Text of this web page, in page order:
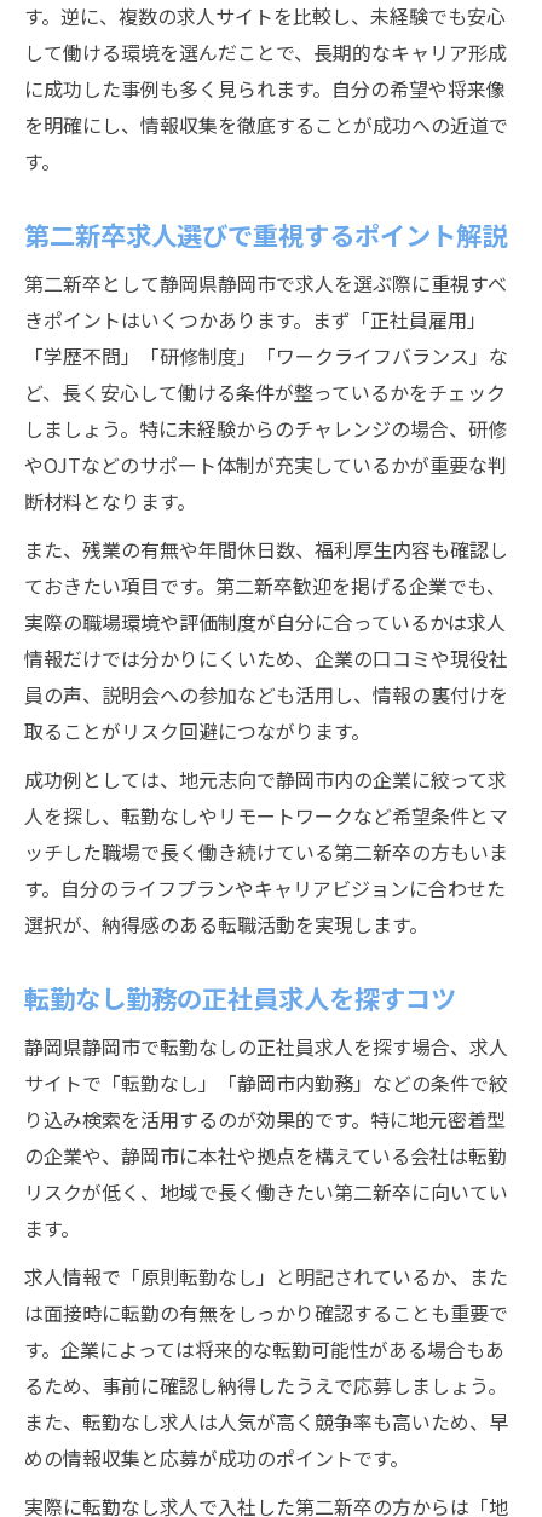
す。逆に、複数の求人サイトを比較し、未経験でも安心
して働ける環境を選んだことで、長期的なキャリア形成
に成功した事例も多く見られます。自分の希望や将来像
を明確にし、情報収集を徹底することが成功への近道で
す。
第二新卒求人選びで重視するポイント解説
第二新卒として静岡県静岡市で求人を選ぶ際に重視すべ
きポイントはいくつかあります。まず「正社員雇用」
「学歴不問」「研修制度」「ワークライフバランス」な
ど、長く安心して働ける条件が整っているかをチェック
しましょう。特に未経験からのチャレンジの場合、研修
やOJTなどのサポート体制が充実しているかが重要な判
断材料となります。
また、残業の有無や年間休日数、福利厚生内容も確認し
ておきたい項目です。第二新卒歓迎を掲げる企業でも、
実際の職場環境や評価制度が自分に合っているかは求人
情報だけでは分かりにくいため、企業の口コミや現役社
員の声、説明会への参加なども活用し、情報の裏付けを
取ることがリスク回避につながります。
成功例としては、地元志向で静岡市内の企業に絞って求
人を探し、転勤なしやリモートワークなど希望条件とマ
ッチした職場で長く働き続けている第二新卒の方もいま
す。自分のライフプランやキャリアビジョンに合わせた
選択が、納得感のある転職活動を実現します。
転勤なし勤務の正社員求人を探すコツ
静岡県静岡市で転勤なしの正社員求人を探す場合、求人
サイトで「転勤なし」「静岡市内勤務」などの条件で絞
り込み検索を活用するのが効果的です。特に地元密着型
の企業や、静岡市に本社や拠点を構えている会社は転勤
リスクが低く、地域で長く働きたい第二新卒に向いてい
ます。
求人情報で「原則転勤なし」と明記されているか、また
は面接時に転勤の有無をしっかり確認することも重要で
す。企業によっては将来的な転勤可能性がある場合もあ
るため、事前に確認し納得したうえで応募しましょう。
また、転勤なし求人は人気が高く競争率も高いため、早
めの情報収集と応募が成功のポイントです。
実際に転勤なし求人で入社した第二新卒の方からは「地